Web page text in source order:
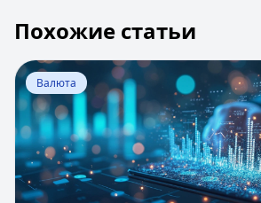
Похожие статьи
Перейти к статье:Валюта в Венгрии
Валюта